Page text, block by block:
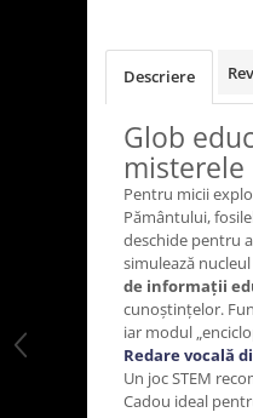
LEGO Creator Expert
LEGO Speed Champions
Descriere
Glob
Pentru micii
Pământului,
deschide pentru
simulează
de informații
cunoștințelor.
iar modul
Redare vocală
Un joc STEM
Cadou ideal